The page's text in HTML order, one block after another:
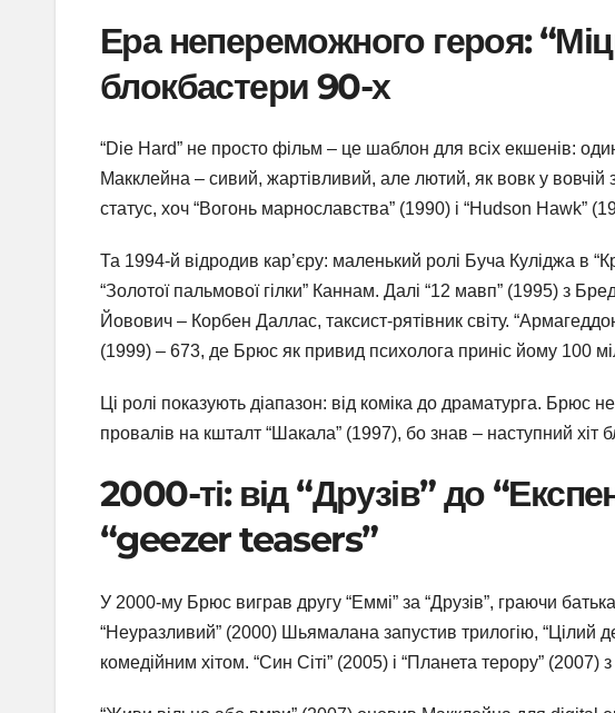
Ера непереможного героя:
блокбастери 90-х
“Die Hard” не просто фільм – це шаблон для всіх екшенів:
Макклейна – сивий, жартівливий, але лютий, як вовк у вовчій
статус, хоч “Вогонь марнославства” (1990) і “Hudson Hawk”
Та 1994-й відродив кар’єру: маленький ролі Буча Куліджа в
“Золотої пальмової гілки” Каннам. Далі “12 мавп” (1995) з
Йовович – Корбен Даллас, таксист-рятівник світу.
(1999) – 673, де Брюс як привид психолога приніс йому 100
Ці ролі показують діапазон: від коміка до драматурга. Брюс
провалів на кшталт “Шакала” (1997), бо знав – наступний хіт
2000-ті: від “Друзів” до
“geezer teasers”
У 2000-му Брюс виграв другу “Еммі” за “Друзів”, граючи
“Неуразливий” (2000) Шьямалана запустив трилогію, “Цілий
комедійним хітом. “Син Сіті” (2005) і “Планета терору”